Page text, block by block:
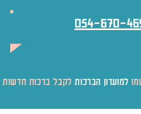
054-670-
למועדון הברכות